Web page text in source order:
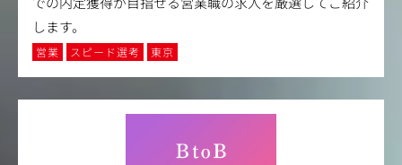
します。
営業 スピード選考 東京